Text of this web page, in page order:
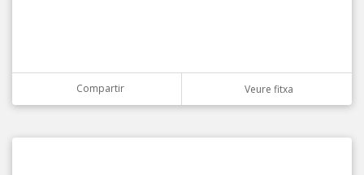
Compartir Veure fitxa